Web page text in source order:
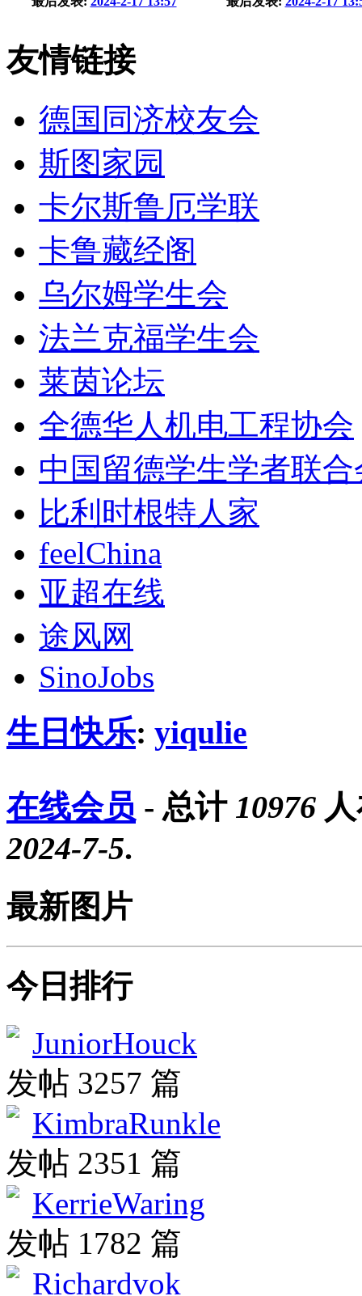
友情链接
德国同济校友会
斯图家园
卡尔斯鲁厄学联
卡鲁藏经阁
乌尔姆学生会
法兰克福学生会
莱茵论坛
全德华人机电工程协会
中国留德学生学者联合
比利时根特人家
feelChina
亚超在线
途风网
SinoJobs
生日快乐: yiqulie
在线会员 - 总计 10976
2024-7-5.
最新图片
今日排行
JuniorHouck
发帖 3257 篇
KimbraRunkle
发帖 2351 篇
KerrieWaring
发帖 1782 篇
Richardvok